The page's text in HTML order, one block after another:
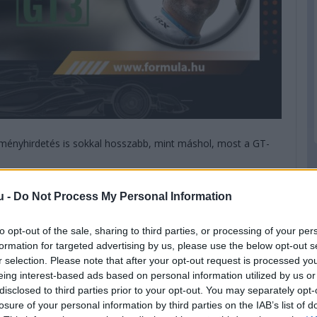
- Do Not Process My Personal Information
opt-out of the sale, sharing to third parties, or processing of your
for targeted advertising by us, please use the below opt-out
selection. Please note that after your opt-out request is processed
interest-based ads based on personal information utilized by us
to third parties prior to your opt-out. You may separately
of your personal information by third parties on the IAB’s list of
is sokkal hosszabb, mint máshol, most a GT-
és nem is érdemes, hogy három év alatt két első és
csapata. A csapatot gründoló Smiechowski hétből hét
úrral járt Le Mans-ban, nyilván nem is értek célba soha,
meg a legendás futamon.